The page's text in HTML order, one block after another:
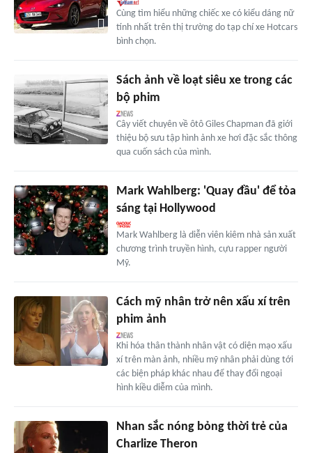
Cùng tìm hiểu những chiếc xe có kiểu dáng nữ
tính nhất trên thị trường do tạp chí xe Hotcars
bình chọn.
Sách ảnh về loạt siêu xe trong các
bộ phim
Cây viết chuyên về ôtô Giles Chapman đã giới
thiệu bộ sưu tập hình ảnh xe hơi đặc sắc thông
qua cuốn sách của mình.
Mark Wahlberg: 'Quay đầu' để tỏa
sáng tại Hollywood
Mark Wahlberg là diễn viên kiêm nhà sản xuất
chương trình truyền hình, cựu rapper người
Mỹ.
Cách mỹ nhân trở nên xấu xí trên
phim ảnh
Khi hóa thân thành nhân vật có diện mạo xấu
xí trên màn ảnh, nhiều mỹ nhân phải dùng tới
các biện pháp khác nhau để thay đổi ngoại
hình kiều diễm của mình.
Nhan sắc nóng bỏng thời trẻ của
Charlize Theron